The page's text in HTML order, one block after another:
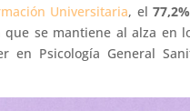
Universitaria, el
se mantiene al alza en
en Psicología General